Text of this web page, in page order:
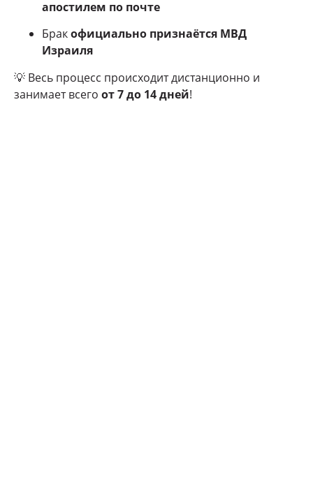
апостилем по почте
Бракофициально признаётся МВД
Израиля
💡 Весь процесс происходит дистанционно и
занимает всего от 7 до 14 дней!